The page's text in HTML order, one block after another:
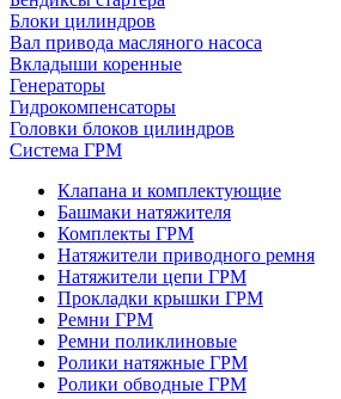
Блоки цилиндров
Вал привода масляного насоса
Вкладыши коренные
Генераторы
Гидрокомпенсаторы
Головки блоков цилиндров
Система ГРМ
Клапана и комплектующие
Башмаки натяжителя
Комплекты ГРМ
Натяжители приводного ремня
Натяжители цепи ГРМ
Прокладки крышки ГРМ
Ремни ГРМ
Ремни поликлиновые
Ролики натяжные ГРМ
Ролики обводные ГРМ